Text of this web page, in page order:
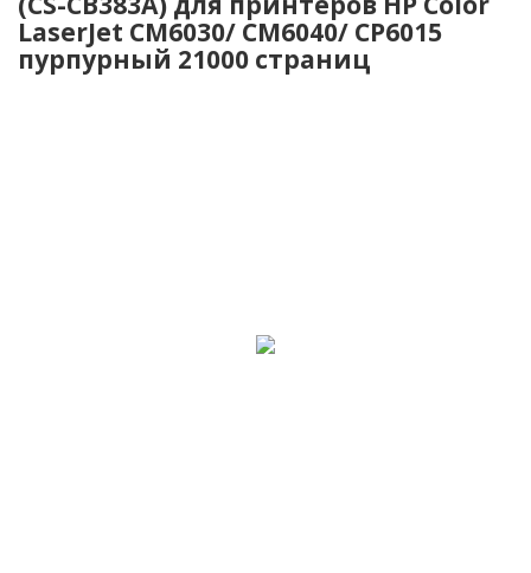
LaserJet CM6030/ CM6040/ CP6015
пурпурный 21000 страниц